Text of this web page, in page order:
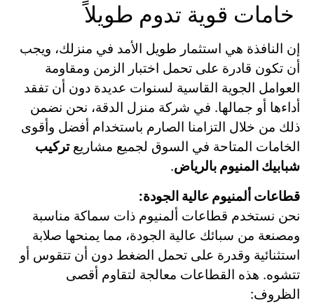
خامات قوية تدوم طويلاً
إن النافذة هي استثمار طويل الأمد في منزلك، ويجب
أن تكون قادرة على تحمل اختبار الزمن ومقاومة
العوامل الجوية القاسية لسنوات عديدة دون أن تفقد
أداءها أو جمالها. في شركة منزل الدقة، نحن نضمن
ذلك من خلال التزامنا الصارم باستخدام أفضل وأقوى
الخامات المتاحة في السوق لجميع مشاريعتركيب
شبابيك المنيوم بالرياض.
قطاعات ألمنيوم عالية الجودة:
نحن نستخدم قطاعات ألمنيوم ذات سماكة مناسبة
ومصنعة من سبائك عالية الجودة، مما يمنحها صلابة
استثنائية وقدرة على تحمل الضغط دون أن تتقوس أو
تتشوه. هذه القطاعات معالجة لتقاوم أقصى
الظروف: